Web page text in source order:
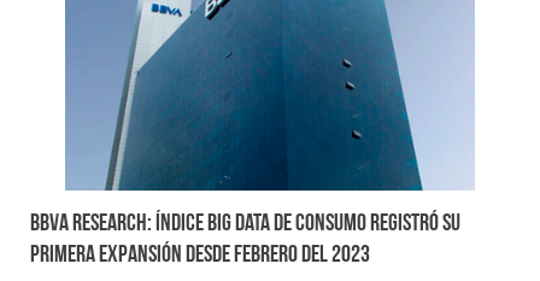
BBVA Research: Índice Big Data de Consumo registró su
primera expansión desde febrero del 2023